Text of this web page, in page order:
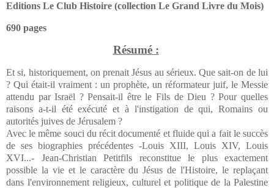
Editions Le Club Histoire (collection Le Grand Livre du Mois)
690 pages
Résumé :
Et si, historiquement, on prenait Jésus au sérieux. Que sait-on de lui
? Qui était-il vraiment : un prophète, un réformateur juif, le Messie
attendu par Israël ? Pensait-il être le Fils de Dieu ? Pour quelles
raisons a-t-il été exécuté et à l'instigation de qui, Romains ou
autorités juives de Jérusalem ?
Avec le même souci du récit documenté et fluide qui a fait le succès
de ses biographies précédentes -Louis XIII, Louis XIV, Louis
XVI...- Jean-Christian Petitfils reconstitue le plus exactement
possible la vie et le caractère du Jésus de l'Histoire, le replaçant
dans l'environnement religieux, culturel et politique de la Palestine